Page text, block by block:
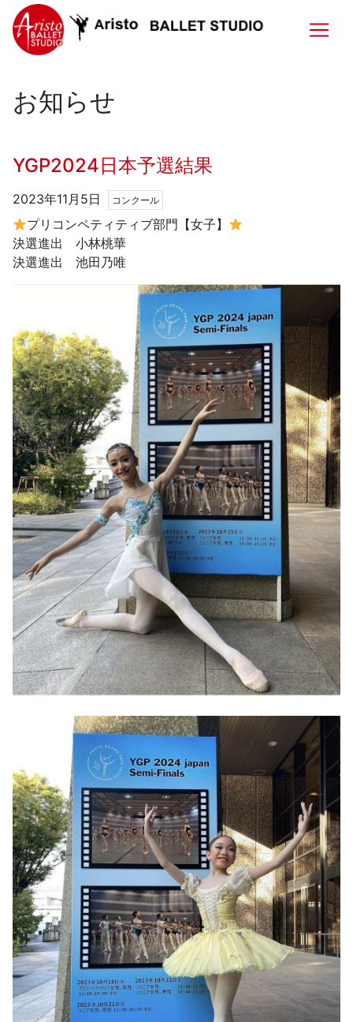
お知らせ
YGP2024日本予選結果
2023年11月5日 コンクール
プリコンペティティブ部門【女子】
決選進出 小林桃華
決選進出 池田乃唯